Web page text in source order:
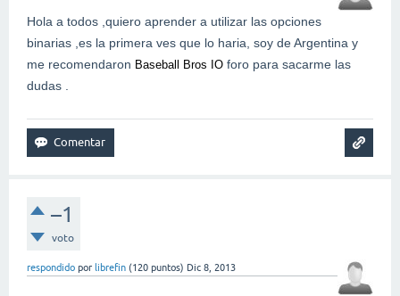
Hola a todos ,quiero aprender a utilizar las opciones
binarias ,es la primera ves que lo haria, soy de Argentina y
me recomendaron Baseball Bros IO foro para sacarme las
dudas .
–1
voto
respondido por librefin (120 puntos) Dic 8, 2013